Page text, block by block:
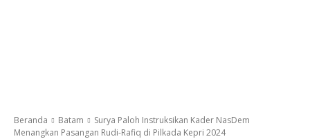
Beranda Batam
Surya Paloh Instruksikan Kader NasDem
Menangkan Pasangan Rudi-Rafiq di Pilkada Kepri 2024